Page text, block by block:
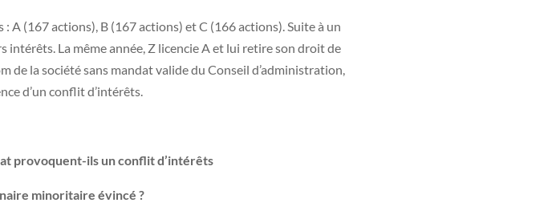
A (167 actions), B (167 actions) et C (166 actions). Suite à un
La même année, Z licencie A et lui retire son droit de
de la société sans mandat valide du Conseil d’administration,
d’un conflit d’intérêts.
provoquent-ils un conflit d’intérêts
minoritaire évincé ?